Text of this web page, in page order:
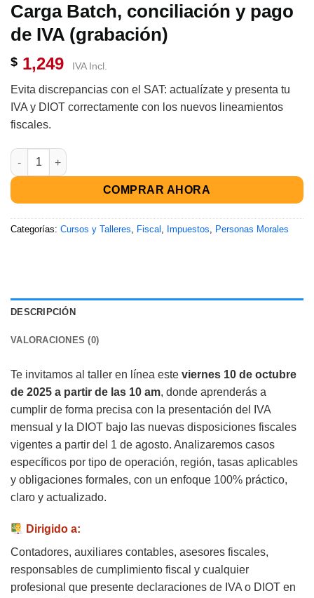
Carga Batch, conciliación y pago
de IVA (grabación)
$ 1,249 IVA Incl.
Evita discrepancias con el SAT: actualízate y presenta tu
IVA y DIOT correctamente con los nuevos lineamientos
fiscales.
COMPRAR AHORA
Categorías: Cursos y Talleres Fiscal Impuestos Personas Morales
DESCRIPCIÓN
VALORACIONES (0)
Te invitamos al taller en línea este viernes 10 de octubre
de 2025 a partir de las 10 am, donde aprenderás a
cumplir de forma precisa con la presentación del IVA
mensual y la DIOT bajo las nuevas disposiciones fiscales
vigentes a partir del 1 de agosto. Analizaremos casos
específicos por tipo de operación, región, tasas aplicables
y obligaciones formales, con un enfoque 100% práctico,
claro y actualizado.
Dirigido a:
Contadores, auxiliares contables, asesores fiscales,
responsables de cumplimiento fiscal y cualquier
profesional que presente declaraciones de IVA o DIOT en